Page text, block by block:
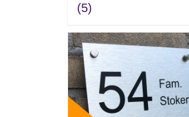
(5)